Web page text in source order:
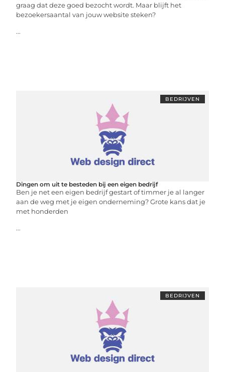
graag dat deze goed bezocht wordt. Maar blijft het
bezoekersaantal van jouw website steken?
...
BEDRIJVEN
Dingen om uit te besteden bij een eigen bedrijf
Ben je net een eigen bedrijf gestart of timmer je al langer
aan de weg met je eigen onderneming? Grote kans dat je
met honderden
...
BEDRIJVEN